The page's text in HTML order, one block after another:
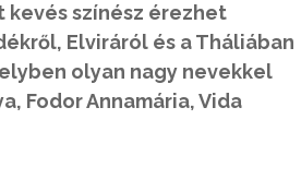
kevés színész érezhet
Elviráról és a Tháliában
olyan nagy nevekkel
Fodor Annamária, Vida